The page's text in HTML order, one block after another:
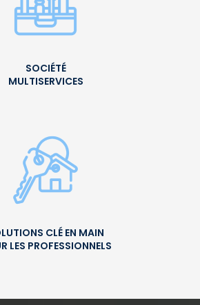
SOCIÉTÉ
MULTISERVICES
CLÉ EN MAIN
LES PROFESSIONNELS